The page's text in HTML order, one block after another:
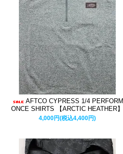
AFTCO CYPRESS 1/4 PERFORM
ONCE SHIRTS 【ARCTIC HEATHER】
4,000円(税込4,400円)